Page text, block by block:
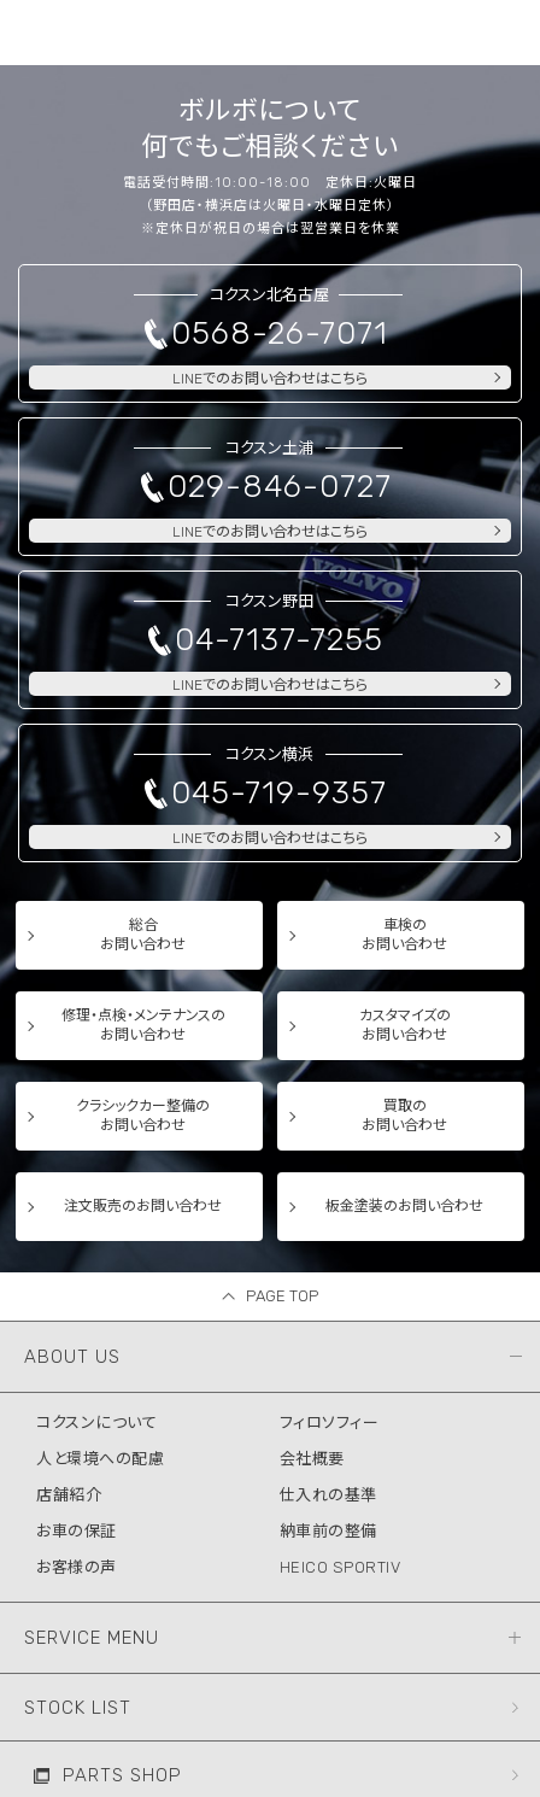
ボルボについて
何でもご相談ください
電話受付時間:10:00-18:00 定休日:火曜日
（野田店・横浜店は火曜日・水曜日定休）
※定休日が祝日の場合は翌営業日を休業
コクスン北名古屋
0568-26-7071
LINEでのお問い合わせはこちら
コクスン土浦
029-846-0727
LINEでのお問い合わせはこちら
コクスン野田
04-7137-7255
LINEでのお問い合わせはこちら
コクスン横浜
045-719-9357
LINEでのお問い合わせはこちら
総合
お問い合わせ
車検の
お問い合わせ
修理・点検・メンテナンスの
お問い合わせ
カスタマイズの
お問い合わせ
クラシックカー整備の
お問い合わせ
買取の
お問い合わせ
注文販売のお問い合わせ 板金塗装のお問い合わせ
PAGE TOP
ABOUT US
コクスンについて
フィロソフィー
人と環境への配慮
会社概要
店舗紹介
仕入れの基準
お車の保証
納車前の整備
お客様の声
HEICO SPORTIV
SERVICE MENU
STOCK LIST
PARTS SHOP